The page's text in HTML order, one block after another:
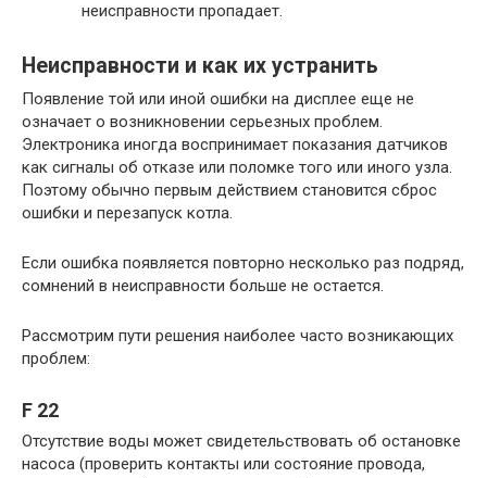
неисправности пропадает.
Неисправности и как их устранить
Появление той или иной ошибки на дисплее еще не
означает о возникновении серьезных проблем.
Электроника иногда воспринимает показания датчиков
как сигналы об отказе или поломке того или иного узла.
Поэтому обычно первым действием становится сброс
ошибки и перезапуск котла.
Если ошибка появляется повторно несколько раз подряд,
сомнений в неисправности больше не остается.
Рассмотрим пути решения наиболее часто возникающих
проблем:
F 22
Отсутствие воды может свидетельствовать об остановке
насоса (проверить контакты или состояние провода,